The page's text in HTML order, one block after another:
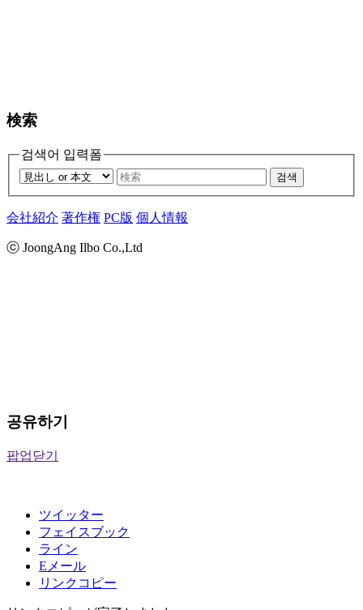
検索
검색어 입력폼
검색
会社紹介 著作権 PC版 個人情報
ⓒ JoongAng Ilbo Co.,Ltd
공유하기
팝업닫기
ツイッター
フェイスブック
ライン
Eメール
リンクコピー